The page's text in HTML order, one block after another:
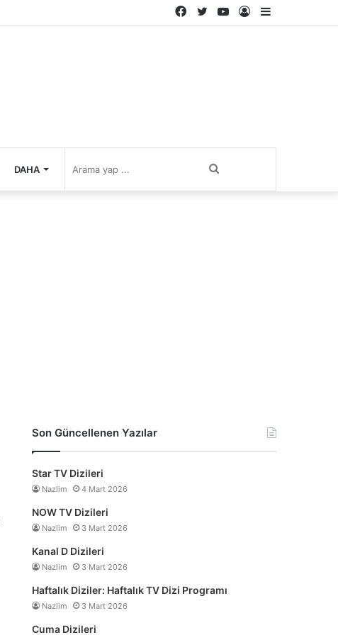
Kenar
Kayıt
YouTube
Twitter
Facebook
DAHA
Son Güncellenen Yazılar
Star TV Dizileri
Nazlim 4 Mart 2026
NOW TV Dizileri
Nazlim 3 Mart 2026
Kanal D Dizileri
Nazlim 3 Mart 2026
Haftalık Diziler: Haftalık TV Dizi Programı
Nazlim 3 Mart 2026
Cuma Dizileri